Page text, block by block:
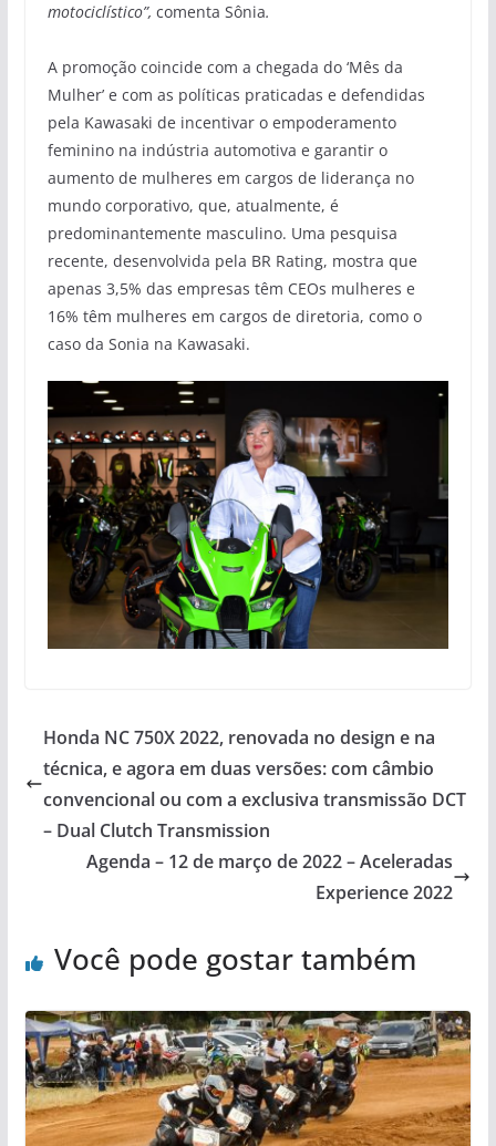
motociclístico”, comenta Sônia.
A promoção coincide com a chegada do ‘Mês da
Mulher’ e com as políticas praticadas e defendidas
pela Kawasaki de incentivar o empoderamento
feminino na indústria automotiva e garantir o
aumento de mulheres em cargos de liderança no
mundo corporativo, que, atualmente, é
predominantemente masculino. Uma pesquisa
recente, desenvolvida pela BR Rating, mostra que
apenas 3,5% das empresas têm CEOs mulheres e
16% têm mulheres em cargos de diretoria, como o
caso da Sonia na Kawasaki.
Honda NC 750X 2022, renovada no design e na
técnica, e agora em duas versões: com câmbio
convencional ou com a exclusiva transmissão DCT
– Dual Clutch Transmission
Agenda – 12 de março de 2022 – Aceleradas
Experience 2022
Você pode gostar também